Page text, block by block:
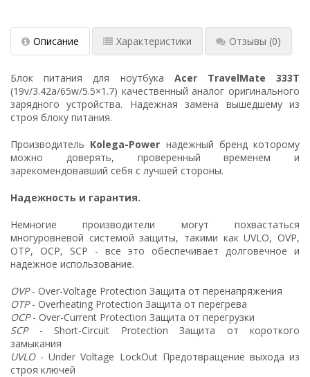
Описание Характеристики Отзывы (0)
Блок питания для ноутбука Acer TravelMate 333T
(19v/3.42a/65w/5.5×1.7) качественный аналог оригинального
зарядного устройства. Надежная замена вышедшему из
строя блоку питания.
Производитель Kolega-Power надежный бренд которому
можно доверять, проверенный временем и
зарекомендовавший себя с лучшей стороны.
Надежность и гарантия.
Немногие производители могут похвастаться
многуровневой системой защиты, такими как UVLO, OVP,
OTP, OCP, SCP - все это обеспечивает долговечное и
надежное использование.
OVP- Over-Voltage Protection Защита от перенапряжения
OTP- Overheating Protection Защита от перегрева
OCP- Over-Current Protection Защита от перегрузки
SCP- Short-Circuit Protection Защита от короткого
замыкания
UVLO- Under Voltage LockOut Предотвращение выхода из
строя ключей